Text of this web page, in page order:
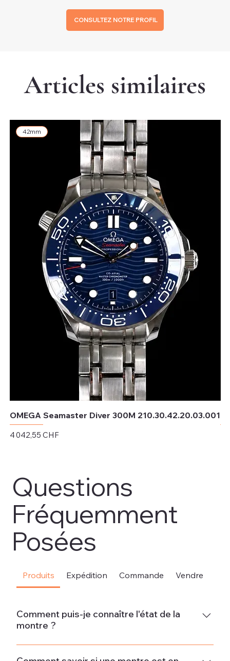
CONSULTEZ NOTRE PROFIL
Articles similaires
42mm
OMEGA Seamaster Diver 300M 210.30.42.20.03.001
Prix
4 042,55 CHF
Questions
Fréquemment
Posées
Produits Expédition Commande Vendre
Comment puis-je connaître l'état de la
montre ?
Neuve La montre est neuve et ne présente aucun signe